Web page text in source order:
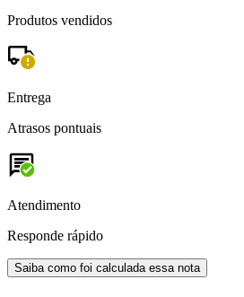
Produtos vendidos
Entrega
Atrasos pontuais
Atendimento
Responde rápido
Saiba como foi calculada essa nota